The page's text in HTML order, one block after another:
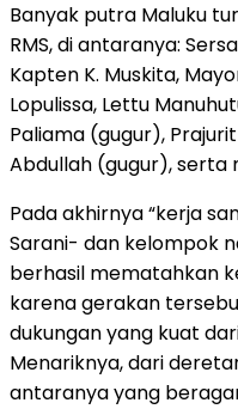
Banyak putra Maluku
RMS, di antaranya:
Kapten K. Muskita,
Lopulissa, Lettu
Paliama (gugur),
Abdullah (gugur), serta
Pada akhirnya “kerja
Sarani- dan kelompok
berhasil mematahkan
karena gerakan
dukungan yang kuat
Menariknya, dari
antaranya yang